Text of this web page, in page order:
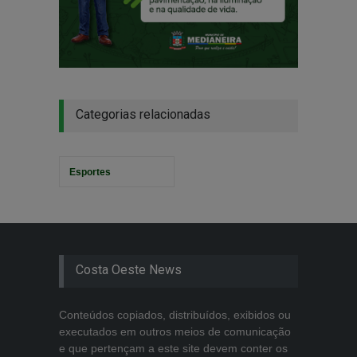
Categorias relacionadas
Esportes
Costa Oeste News
Conteúdos copiados, distribuídos, exibidos ou
executados em outros meios de comunicação
e que pertençam a este site devem conter os